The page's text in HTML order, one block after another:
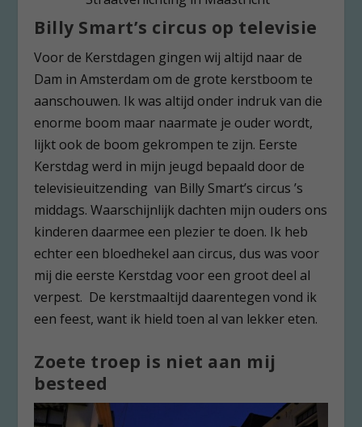
Billy Smart’s circus op televisie
Voor de Kerstdagen gingen wij altijd naar de
Dam in Amsterdam om de grote kerstboom te
aanschouwen. Ik was altijd onder indruk van die
enorme boom maar naarmate je ouder wordt,
lijkt ook de boom gekrompen te zijn. Eerste
Kerstdag werd in mijn jeugd bepaald door de
televisieuitzending van Billy Smart’s circus ’s
middags. Waarschijnlijk dachten mijn ouders ons
kinderen daarmee een plezier te doen. Ik heb
echter een bloedhekel aan circus, dus was voor
mij die eerste Kerstdag voor een groot deel al
verpest. De kerstmaaltijd daarentegen vond ik
een feest, want ik hield toen al van lekker eten.
Zoete troep is niet aan mij
besteed